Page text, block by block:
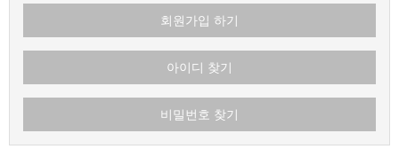
회원가입 하기
아이디 찾기
비밀번호 찾기